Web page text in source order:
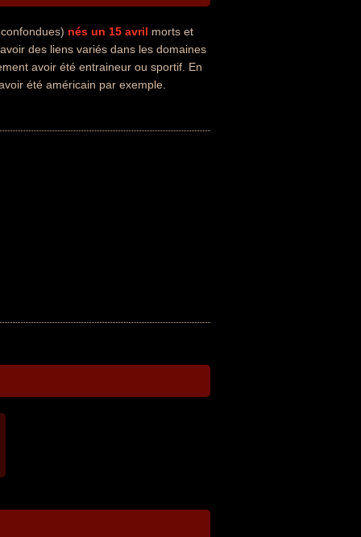
nés un 15 avril morts et
des liens variés dans les domaines
avoir été entraineur ou sportif. En
été américain par exemple.